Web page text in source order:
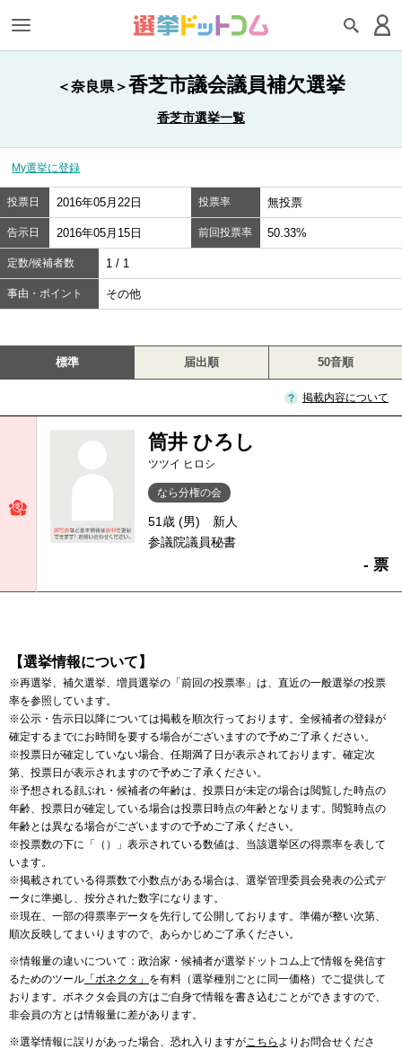
＜奈良県＞香芝市議会議員補欠選挙
香芝市選挙一覧
My選挙に登録
投票日 2016年05月22日 投票率 無投票
告示日 2016年05月15日 前回投票率 50.33%
定数/候補者数 1 / 1
事由・ポイント その他
標準 届出順 50音順
掲載内容について
筒井 ひろし
ツツイ ヒロシ
なら分権の会
51歳 (男)
新人
参議院議員秘書
- 票
【選挙情報について】
※再選挙、補欠選挙、増員選挙の「前回の投票率」は、直近の一般選挙の投票
率を参照しています。
※公示・告示日以降については掲載を順次行っております。全候補者の登録が
確定するまでにお時間を要する場合がございますので予めご了承ください。
※投票日が確定していない場合、任期満了日が表示されております。確定次
第、投票日が表示されますので予めご了承ください。
※予想される顔ぶれ・候補者の年齢は、投票日が未定の場合は閲覧した時点の
年齢、投票日が確定している場合は投票日時点の年齢となります。閲覧時点の
年齢とは異なる場合がございますので予めご了承ください。
※投票数の下に「（）」表示されている数値は、当該選挙区の得票率を表して
います。
※掲載されている得票数で小数点がある場合は、選挙管理委員会発表の公式デ
ータに準拠し、按分された数字になります。
※現在、一部の得票率データを先行して公開しております。準備が整い次第、
順次反映してまいりますので、あらかじめご了承ください。
※情報量の違いについて：政治家・候補者が選挙ドットコム上で情報を発信す
るためのツール 「ボネクタ」 を有料（選挙種別ごとに同一価格）でご提供して
おります。ボネクタ会員の方はご自身で情報を書き込むことができますので、
非会員の方とは情報量に差があります。
※選挙情報に誤りがあった場合、恐れ入りますがこちら よりお問合せくださ